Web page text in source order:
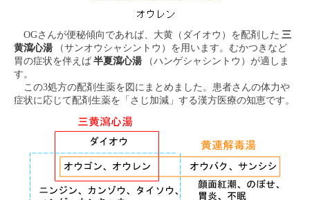
OGさんが便秘傾向であれば、大黄（ダイオウ）を配剤した 三
黄瀉心湯
（サンオウシャシントウ）を用います。むかつきなど
胃の症状を伴えば 半夏瀉心湯
（ハンゲシャシントウ）が適しま
す。
この3処方の配剤生薬を図にまとめました。患者さんの体力や
症状に応じて配剤生薬を「さじ加減」する漢方医療の知恵です。